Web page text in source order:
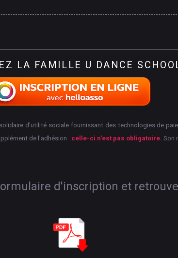
LA FAMILLE U DANCE
solidaire d'utilité sociale fournissant des technologies de
de l'adhésion : celle-ci n'est pas obligatoire. Son
d'inscription et